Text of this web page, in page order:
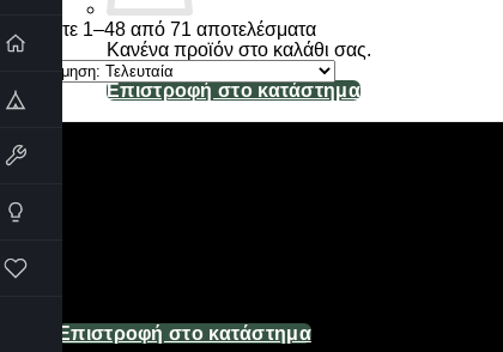
Κανένα προϊόν στο καλάθι σας.
Επιστροφή στο κατάστημα
Επιστροφή στο κατάστημα
Βλέπετε 1–48 από 71 αποτελέσματαSorted
by
latest